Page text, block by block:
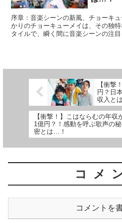
序章：音楽シーンの新風、チョーキ
かりのチョーキューメイは、その独
タイルで、瞬く間に音楽シーンの注
【衝撃
円？日
収入と
【衝撃！】こはならむの年収
1億円？！感動を呼ぶ歌声の秘
密とは…！
コメ
コメントを